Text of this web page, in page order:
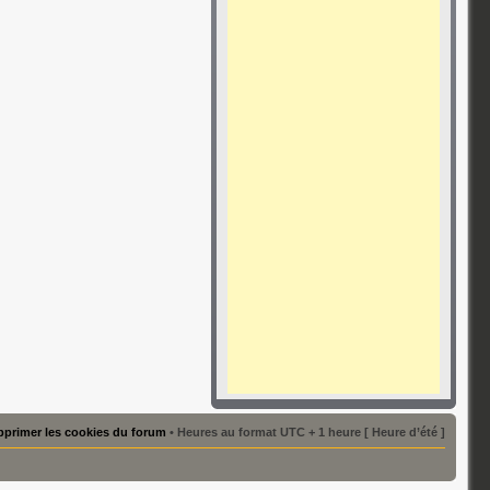
les cookies du forum • Heures au format UTC + 1 heure [ Heure d’été ]